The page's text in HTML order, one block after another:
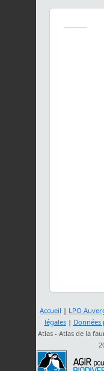
Accueil | LPO
légales| Données
Atlas - Atlas de la